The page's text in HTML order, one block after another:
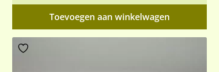
Toevoegen aan winkelwagen